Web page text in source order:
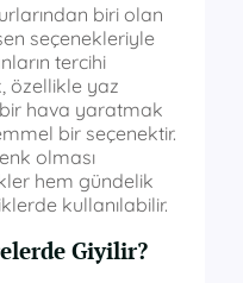
biri olan
seçenekleriyle
tercihi
özellikle yaz
hava yaratmak
bir seçenektir.
olması
hem gündelik
kullanılabilir.
Giyilir?